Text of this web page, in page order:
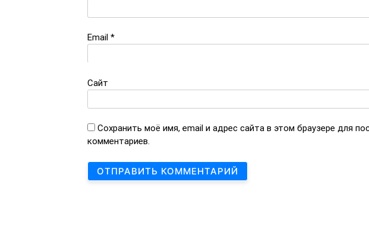
Email *
Сайт
Сохранить моё имя, email и адрес сайта в этом браузере для
комментариев.